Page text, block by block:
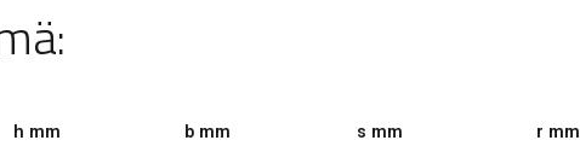
h mm b mm s mm r mm